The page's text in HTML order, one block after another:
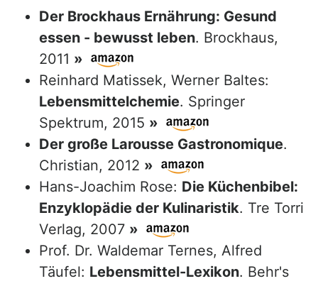
Der Brockhaus Ernährung: Gesund
essen - bewusst leben. Brockhaus,
2011 »
Reinhard Matissek, Werner Baltes:
Lebensmittelchemie. Springer
Spektrum, 2015 »
Der große Larousse Gastronomique.
Christian, 2012 »
Hans-Joachim Rose: Die Küchenbibel:
Enzyklopädie der Kulinaristik. Tre Torri
Verlag, 2007 »
Prof. Dr. Waldemar Ternes, Alfred
Täufel: Lebensmittel-Lexikon. Behr's